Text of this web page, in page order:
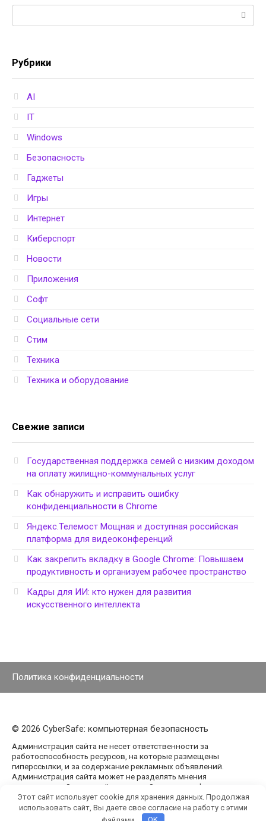
Рубрики
AI
IT
Windows
Безопасность
Гаджеты
Игры
Интернет
Киберспорт
Новости
Приложения
Софт
Социальные сети
Стим
Техника
Техника и оборудование
Свежие записи
Государственная поддержка семей с низким доходом
на оплату жилищно-коммунальных услуг
Как обнаружить и исправить ошибку
конфиденциальности в Chrome
Яндекс.Телемост Мощная и доступная российская
платформа для видеоконференций
Как закрепить вкладку в Google Chrome: Повышаем
продуктивность и организуем рабочее пространство
Кадры для ИИ: кто нужен для развития
искусственного интеллекта
Политика конфиденциальности
© 2026 CyberSafe: компьютерная безопасность
Администрация сайта не несет ответственности за
работоспособность ресурсов, на которые размещены
гиперссылки, и за содержание рекламных объявлений.
Администрация сайта может не разделять мнения
авторов статей, размещённых на сайте agencypark.ru.
Этот сайт использует cookie для хранения данных. Продолжая
использовать сайт, Вы даете свое согласие на работу с этими